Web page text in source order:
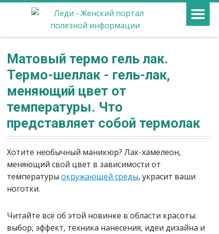
Матовый термо гель лак.
Термо-шеллак - гель-лак,
меняющий цвет от
температуры. Что
представляет собой термолак
Хотите необычный маникюр? Лак-хамелеон,
меняющий свой цвет в зависимости от
температуры окружающей среды, украсит ваши
ноготки.
Читайте всё об этой новинке в области красоты:
выбор, эффект, техника нанесения, идеи дизайна и